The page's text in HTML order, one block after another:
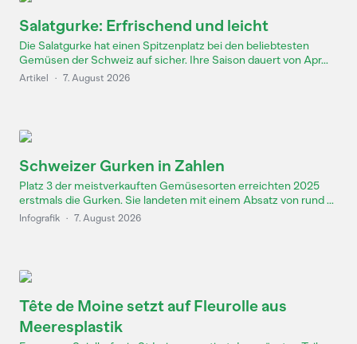
Salatgurke: Erfrischend und leicht
Die Salatgurke hat einen Spitzenplatz bei den beliebtesten
Gemüsen der Schweiz auf sicher. Ihre Saison dauert von Apr...
Artikel · 7. August 2026
Schweizer Gurken in Zahlen
Platz 3 der meistverkauften Gemüsesorten erreichten 2025
erstmals die Gurken. Sie landeten mit einem Absatz von rund ...
Infografik · 7. August 2026
Tête de Moine setzt auf Fleurolle aus
Meeresplastik